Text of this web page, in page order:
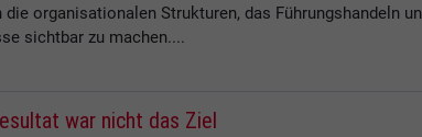
organisationalen Strukturen, das Führungshandeln
sichtbar zu machen....
war nicht das Ziel